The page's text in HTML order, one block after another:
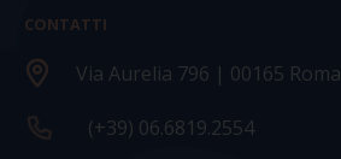
CONTATTI
Via Aurelia 796 | 00165 Roma
(+39) 06.6819.2554